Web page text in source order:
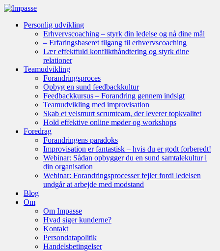
Personlig udvikling
Erhvervscoaching – styrk din ledelse og nå dine mål
– Erfaringsbaseret tilgang til erhvervscoaching
Lær effektfuld konflikthåndtering og styrk dine
relationer
Teamudvikling
Forandringsproces
Opbyg en sund feedbackkultur
Feedbackkursus – Forandring gennem indsigt
Teamudvikling med improvisation
Skab et velsmurt scrumteam, der leverer topkvalitet
Hold effektive online møder og workshops
Foredrag
Forandringens paradoks
Improvisation er fantastisk – hvis du er godt forberedt!
Webinar: Sådan opbygger du en sund samtalekultur i
din organisation
Webinar: Forandringsprocesser fejler fordi ledelsen
undgår at arbejde med modstand
Blog
Om
Om Impasse
Hvad siger kunderne?
Kontakt
Persondatapolitik
Handelsbetingelser